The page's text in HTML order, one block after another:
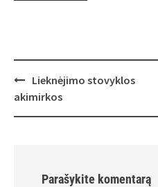
Post
navigation
Lieknėjimo stovyklos
akimirkos
Parašykite komentarą